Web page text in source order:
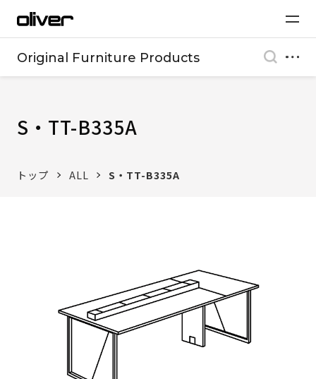
Original Furniture Products
S・TT-B335A
トップ ALL S・TT-B335A